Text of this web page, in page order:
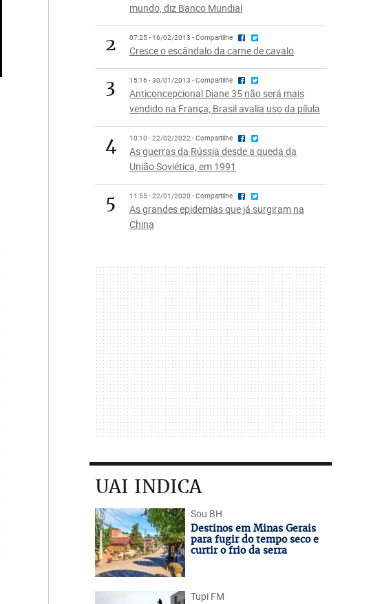
mundo, diz Banco Mundial
2 07:25 - 16/02/2013 - Compartilhe
Cresce o escândalo da carne de cavalo
3 15:16 - 30/01/2013 - Compartilhe
Anticoncepcional Diane 35 não será mais
vendido na França; Brasil avalia uso da pílula
4 10:10 - 22/02/2022 - Compartilhe
As guerras da Rússia desde a queda da
União Soviética, em 1991
5 11:55 - 22/01/2020 - Compartilhe
As grandes epidemias que já surgiram na
China
UAI INDICA
Sou BH
Destinos em Minas Gerais
para fugir do tempo seco e
curtir o frio da serra
Tupi FM